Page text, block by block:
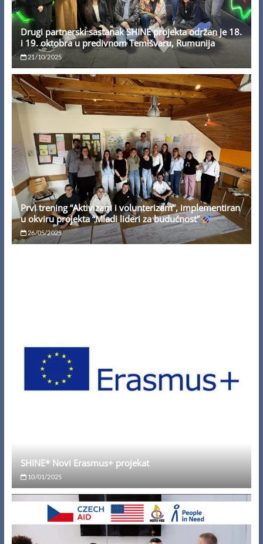
Drugi partnerski sastanak SHINE projekta održan je 18.
i 19. oktobra u predivnom Temišvaru, Rumunija
21/10/2025
Prvi trening “Aktivizam i volunterizam”, implementiran
u okviru projekta “Mladi lideri za budućnost”
26/05/2025
SHINE* Novi Erasmus+ projekat
10/01/2025